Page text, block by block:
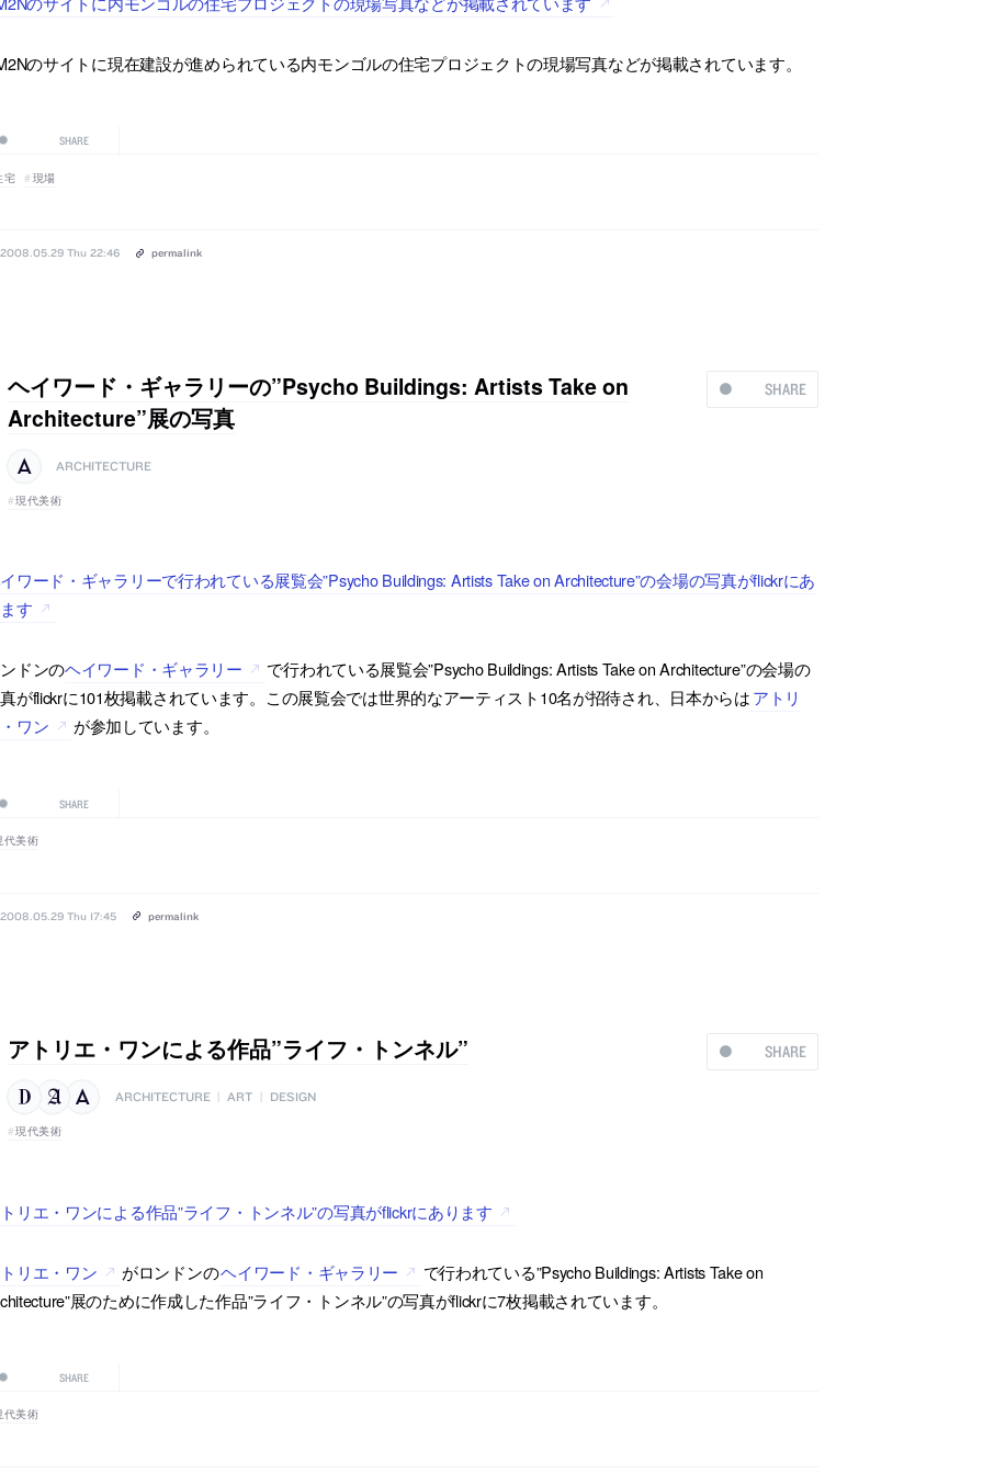
のサイトに現在建設が進められている内モンゴルの住宅プロジェクトの現場写真などが掲載されています。
SHARE
宅 現場
2008.05.29 Thu 22:46 permalink
SHARE
ヘイワード・ギャラリーの”Psycho Buildings: Artists Take on
Architecture”展の写真
ARCHITECTURE
現代美術
ワード・ギャラリーで行われている展覧会”Psycho Buildings: Artists Take on Architecture”の会場の写真がflickrにあ
す
ドンのヘイワード・ギャラリー
で行われている展覧会”Psycho Buildings: Artists Take on Architecture”の会場の
がflickrに101枚掲載されています。この展覧会では世界的なアーティスト10名が招待され、日本からはアトリ
ワン
が参加しています。
SHARE
代美術
2008.05.29 Thu 17:45 permalink
SHARE
アトリエ・ワンによる作品”ライフ・トンネル”
ARCHITECTURE ART DESIGN
現代美術
リエ・ワンによる作品”ライフ・トンネル”の写真がflickrにあります
リエ・ワン がロンドンのヘイワード・ギャラリー
で行われている”Psycho Buildings: Artists Take on
展のために作成した作品”ライフ・トンネル”の写真がflickrに7枚掲載されています。
SHARE
代美術